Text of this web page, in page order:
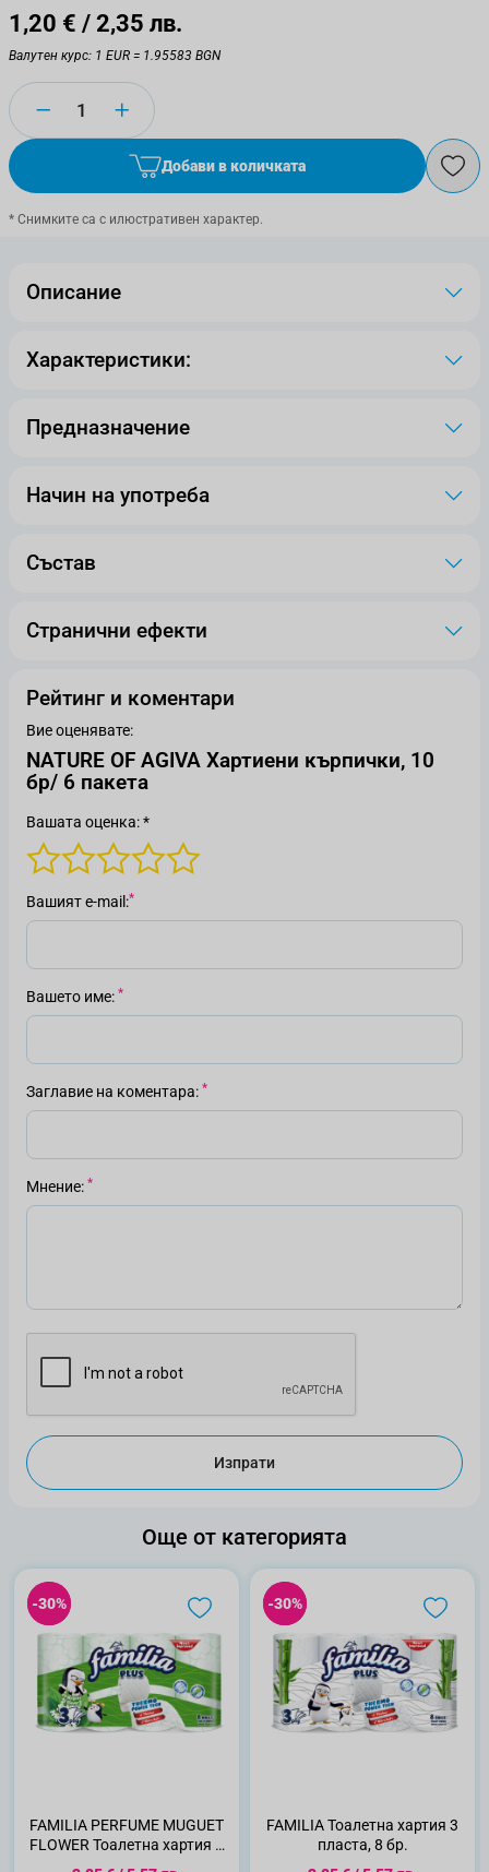
1,20 € / 2,35 лв.
Валутен курс: 1 EUR = 1.95583 BGN
Количество
Добави в количката
* Снимките са с илюстративен характер.
Описание
Характеристики:
Предназначение
Начин на употреба
Състав
Странични ефекти
Рейтинг и коментари
Вие оценявате:
NATURE OF AGIVA Хартиени кърпички, 10
бр/ 6 пакета
Вашата оценка: *
Вашият е-mail
Вашето име
Заглавие на коментара
Мнение
Изпрати
Още от категорията
-30%
-30%
FAMILIA PERFUME MUGUET
FLOWER Тоалетна хартия 3
пласта, 8бр.
-30%
-30%
FAMILIA Тоалетна хартия 3
пласта, 8 бр.